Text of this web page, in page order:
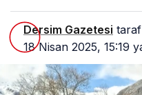
Dersim Gazetesi
18 Nisan 2025, 15:19